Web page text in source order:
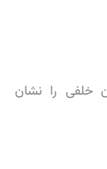
خلفی را نشان